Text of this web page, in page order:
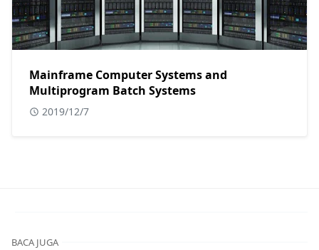
Mainframe Computer Systems and
Multiprogram Batch Systems
2019/12/7
BACA JUGA